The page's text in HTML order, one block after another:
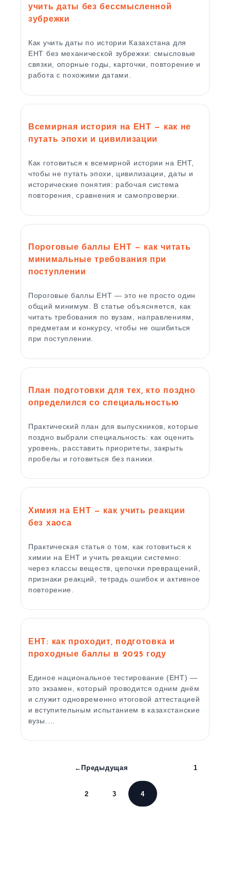
учить даты без бессмысленной
зубрежки
Как учить даты по истории Казахстана для
ЕНТ без механической зубрежки: смысловые
связки, опорные годы, карточки, повторение и
работа с похожими датами.
Всемирная история на ЕНТ — как не
путать эпохи и цивилизации
Как готовиться к всемирной истории на ЕНТ,
чтобы не путать эпохи, цивилизации, даты и
исторические понятия: рабочая система
повторения, сравнения и самопроверки.
Пороговые баллы ЕНТ — как читать
минимальные требования при
поступлении
Пороговые баллы ЕНТ — это не просто один
общий минимум. В статье объясняется, как
читать требования по вузам, направлениям,
предметам и конкурсу, чтобы не ошибиться
при поступлении.
План подготовки для тех, кто поздно
определился со специальностью
Практический план для выпускников, которые
поздно выбрали специальность: как оценить
уровень, расставить приоритеты, закрыть
пробелы и готовиться без паники.
Химия на ЕНТ — как учить реакции
без хаоса
Практическая статья о том, как готовиться к
химии на ЕНТ и учить реакции системно:
через классы веществ, цепочки превращений,
признаки реакций, тетрадь ошибок и активное
повторение.
ЕНТ: как проходит, подготовка и
проходные баллы в 2025 году
Единое национальное тестирование (ЕНТ) —
это экзамен, который проводится одним днём
и служит одновременно итоговой аттестацией
и вступительным испытанием в казахстанские
вузы.…
← Предыдущая 1
2 3 4